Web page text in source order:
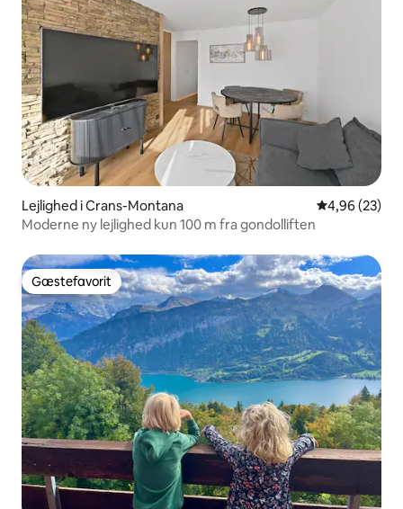
Lejlighed i Crans-Montana 4,96 ud af 5 i
4,96 (23)
Moderne ny lejlighed kun 100 m fra gondolliften
Gæstefavorit
Gæstefavorit